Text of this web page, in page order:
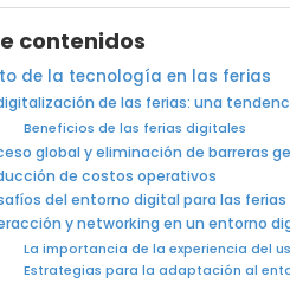
contenidos
de la tecnología en las ferias
de las ferias: una
Beneficios de las ferias digitales
global y eliminación de barreras
de costos operativos
del entorno digital para las ferias
y networking en un entorno
La importancia de la experiencia del
Estrategias para la adaptación al